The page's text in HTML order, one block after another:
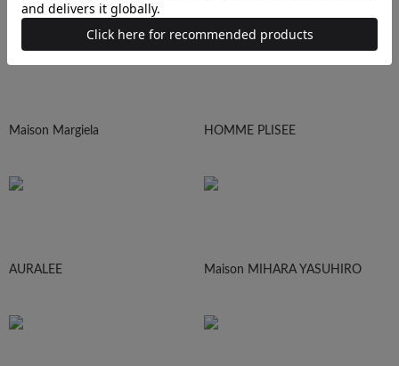
Maison Margiela HOMME PLISEE
AURALEE Maison MIHARA YASUHIRO